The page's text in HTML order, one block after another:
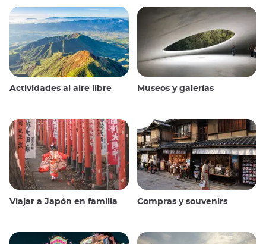
Actividades al aire libre Museos y galerías
Viajar a Japón en familia Compras y souvenirs